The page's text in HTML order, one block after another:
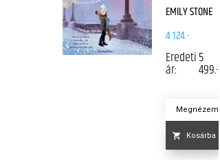
EMILY STONE
4 124.-
Eredeti
ár:
5
499.-
Megnézem
Kosárba